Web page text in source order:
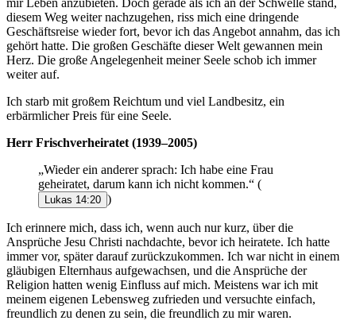
mir Leben anzubieten. Doch gerade als ich an der Schwelle stand,
diesem Weg weiter nachzugehen, riss mich eine dringende
Geschäftsreise wieder fort, bevor ich das Angebot annahm, das ich
gehört hatte. Die großen Geschäfte dieser Welt gewannen mein
Herz. Die große Angelegenheit meiner Seele schob ich immer
weiter auf.
Ich starb mit großem Reichtum und viel Landbesitz, ein
erbärmlicher Preis für eine Seele.
Herr Frischverheiratet (1939–2005)
„Wieder ein anderer sprach: Ich habe eine Frau
geheiratet, darum kann ich nicht kommen.“ (
Lukas 14:20 )
Ich erinnere mich, dass ich, wenn auch nur kurz, über die
Ansprüche Jesu Christi nachdachte, bevor ich heiratete. Ich hatte
immer vor, später darauf zurückzukommen. Ich war nicht in einem
gläubigen Elternhaus aufgewachsen, und die Ansprüche der
Religion hatten wenig Einfluss auf mich. Meistens war ich mit
meinem eigenen Lebensweg zufrieden und versuchte einfach,
freundlich zu denen zu sein, die freundlich zu mir waren.